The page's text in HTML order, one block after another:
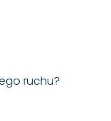
ruchu?